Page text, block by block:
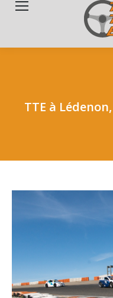
TTE à